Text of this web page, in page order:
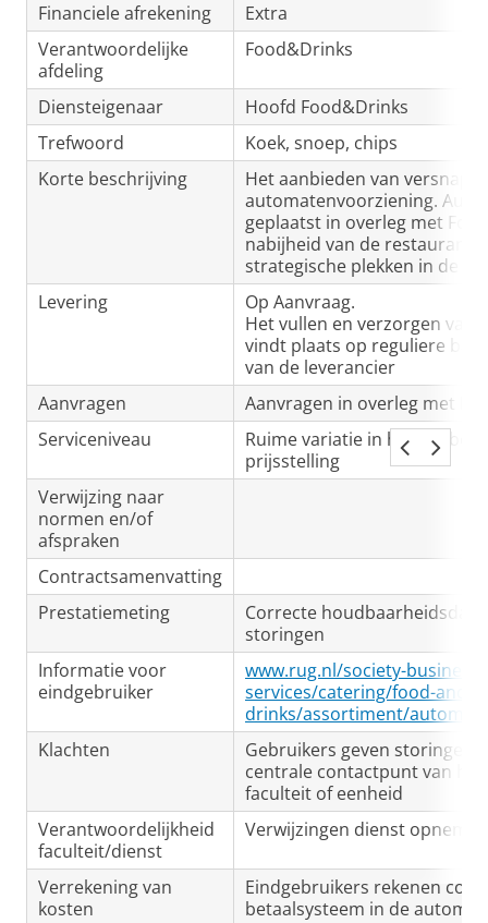
Financiele afrekening
Extra
Verantwoordelijke
afdeling
Food&Drinks
Diensteigenaar
Hoofd Food&Drinks
Trefwoord
Koek, snoep, chips
Korte beschrijving
Het aanbieden van
automatenvoorziening.
geplaatst in overleg met
nabijheid van de restaurants
strategische plekken in de
Levering
Op Aanvraag.
Het vullen en verzorgen van
vindt plaats op reguliere
van de leverancier
Aanvragen
Aanvragen in overleg met
Serviceniveau
Ruime variatie in het
prijsstelling
Verwijzing naar
normen en/of
afspraken
Contractsamenvatting
Prestatiemeting
Correcte
storingen
Informatie voor
eindgebruiker
www.rug.nl/society-
services/catering/food-and-
drinks/assortiment/
Klachten
Gebruikers geven storingen
centrale contactpunt van
faculteit of eenheid
Verantwoordelijkheid
faculteit/dienst
Verwijzingen dienst
Verrekening van
kosten
Eindgebruikers rekenen
betaalsysteem in de